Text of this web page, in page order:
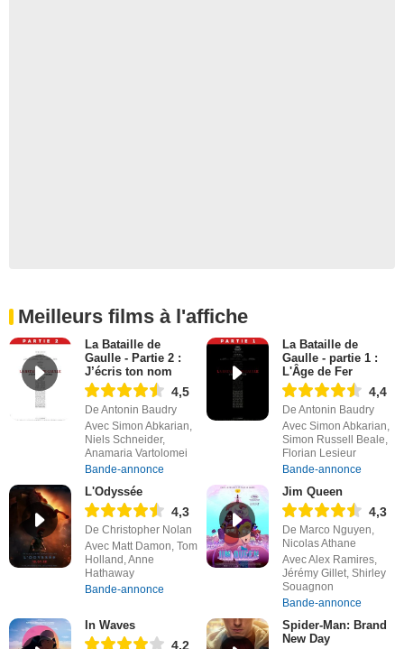
Meilleurs films à l'affiche
La Bataille de
Gaulle - Partie 2 :
J’écris ton nom
4,5
De Antonin Baudry
Avec Simon Abkarian,
Niels Schneider,
Anamaria Vartolomei
Bande-annonce
La Bataille de
Gaulle - partie 1 :
L'Âge de Fer
4,4
De Antonin Baudry
Avec Simon Abkarian,
Simon Russell Beale,
Florian Lesieur
Bande-annonce
L'Odyssée
4,3
De Christopher Nolan
Avec Matt Damon, Tom
Holland, Anne
Hathaway
Bande-annonce
Jim Queen
4,3
De Marco Nguyen,
Nicolas Athane
Avec Alex Ramires,
Jérémy Gillet, Shirley
Souagnon
Bande-annonce
In Waves
4,2
Spider-Man: Brand
New Day